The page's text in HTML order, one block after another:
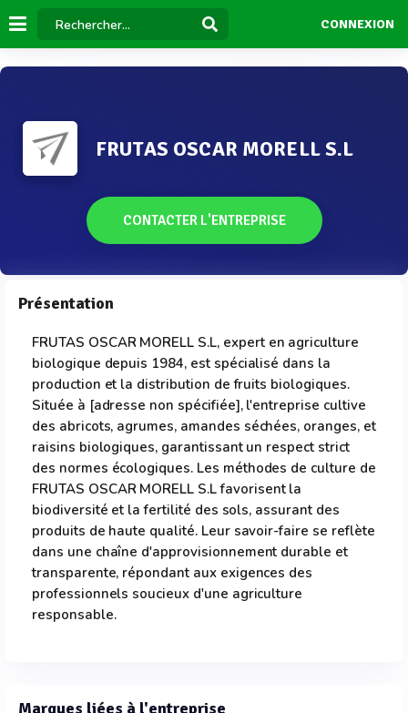
CONNEXION
FRUTAS OSCAR MORELL S.L
CONTACTER L'ENTREPRISE
Présentation
FRUTAS OSCAR MORELL S.L, expert en agriculture
biologique depuis 1984, est spécialisé dans la
production et la distribution de fruits biologiques.
Située à [adresse non spécifiée], l'entreprise cultive
des abricots, agrumes, amandes séchées, oranges, et
raisins biologiques, garantissant un respect strict
des normes écologiques. Les méthodes de culture de
FRUTAS OSCAR MORELL S.L favorisent la
biodiversité et la fertilité des sols, assurant des
produits de haute qualité. Leur savoir-faire se reflète
dans une chaîne d'approvisionnement durable et
transparente, répondant aux exigences des
professionnels soucieux d'une agriculture
responsable.
Marques liées à l'entreprise